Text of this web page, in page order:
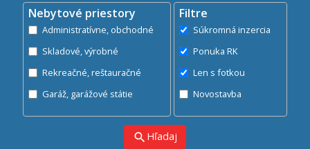
Nebytové priestory
Administratívne, obchodné
Skladové, výrobné
Rekreačné, reštauračné
Garáž, garážové státie
Filtre
Súkromná inzercia
Ponuka RK
Len s fotkou
Novostavba
search Hľadaj